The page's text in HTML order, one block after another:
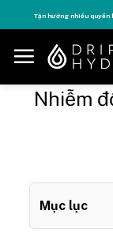
to
content
Tận hưởng nhiều quyền
Nhiễm
Mục lục